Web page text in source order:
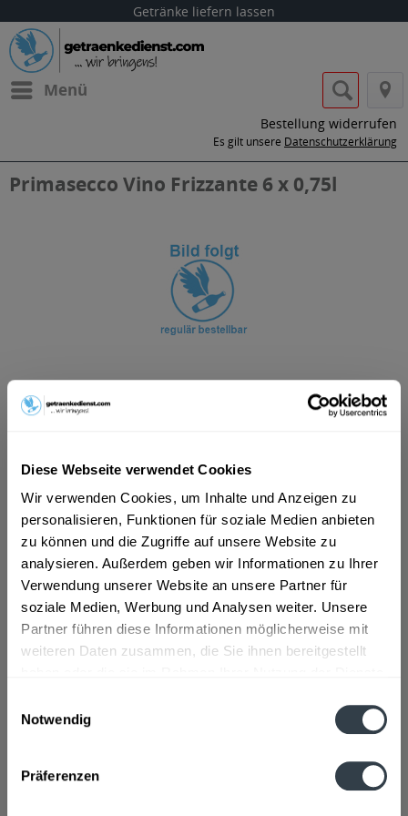
Diese Webseite verwendet Cookies
Wir verwenden Cookies, um Inhalte und Anzeigen zu
personalisieren, Funktionen für soziale Medien anbieten
zu können und die Zugriffe auf unsere Website zu
analysieren. Außerdem geben wir Informationen zu Ihrer
Verwendung unserer Website an unsere Partner für
soziale Medien, Werbung und Analysen weiter. Unsere
Partner führen diese Informationen möglicherweise mit
weiteren Daten zusammen, die Sie ihnen bereitgestellt
Notwendig
Präferenzen
Getränke liefern lassen
Menü
Bestellung widerrufen
Es gilt unsere Datenschutzerklärung
Primasecco Vino Frizzante 6 x 0,75l
ab 18,59 € *
Inhalt:4.5 Liter (4,13 € * / 1 Liter)
inkl. MwSt.ggf. zzgl. Erschwerniszuschlag
Vorrätig
In den Warenkorb
Artikel-Nr.:
31625
Verfügbar in:
Enthält SULFITE